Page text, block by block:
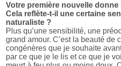
Votre première nouvelle donne
Cela reflète-t-il une certaine
naturaliste ?
Plus qu’une sensibilité, une
grand amour. C’est la beauté de
congénères que je souhaite
par ce que je le lis et ce que je